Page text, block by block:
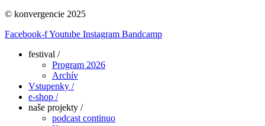
© konvergencie 2025
Facebook-fYoutube Instagram Bandcamp
festival /
Program 2026
Archív
Vstupenky /
e-shop /
naše projekty /
podcast continuo